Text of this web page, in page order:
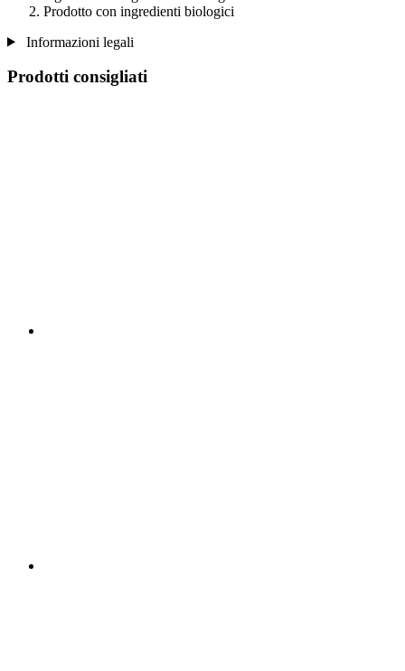
Prodotto con ingredienti biologici
Informazioni legali
Prodotti consigliati